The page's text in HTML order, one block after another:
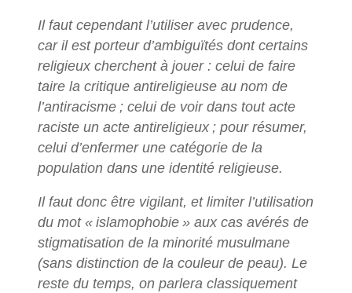
Il faut cependant l’utiliser avec prudence,
car il est porteur d’ambiguïtés dont certains
religieux cherchent à jouer : celui de faire
taire la critique antireligieuse au nom de
l’antiracisme ; celui de voir dans tout acte
raciste un acte antireligieux ; pour résumer,
celui d’enfermer une catégorie de la
population dans une identité religieuse.
Il faut donc être vigilant, et limiter l’utilisation
du mot « islamophobie » aux cas avérés de
stigmatisation de la minorité musulmane
(sans distinction de la couleur de peau). Le
reste du temps, on parlera classiquement